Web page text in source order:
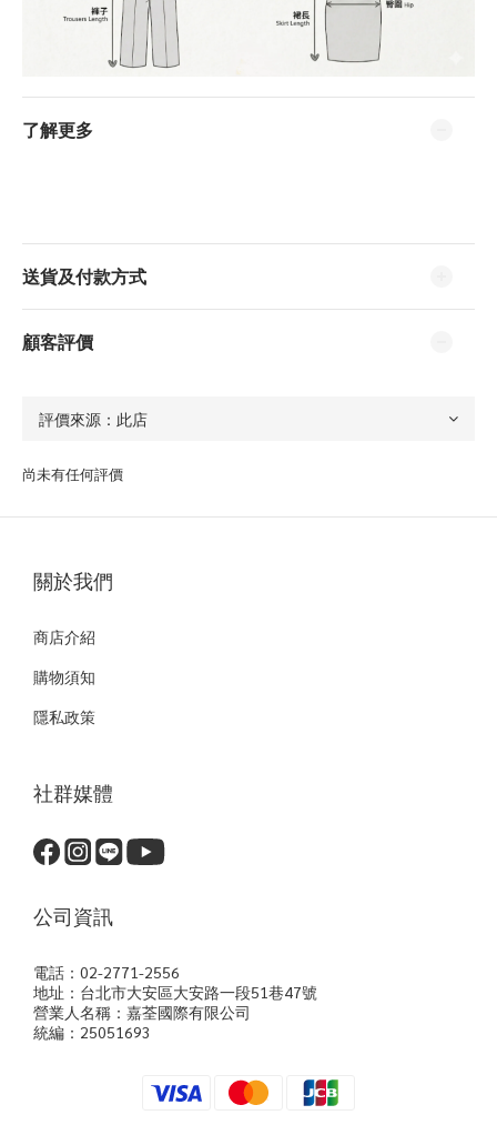
了解更多
送貨及付款方式
顧客評價
尚未有任何評價
關於我們
商店介紹
購物須知
隱私政策
社群媒體
公司資訊
電話：02-2771-2556
地址：台北市大安區大安路一段51巷47號
營業人名稱：嘉荃國際有限公司
統編：25051693